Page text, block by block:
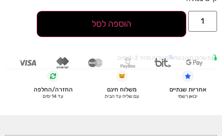
הוספה לסל
תשלום מאובטח משלוח מהיר 1-3 ימים
אחריות שנתיים
יבואן רשמי
משלוח חינם
עם שליח עד הבית
החזרה/החלפה
עד 14 ימים